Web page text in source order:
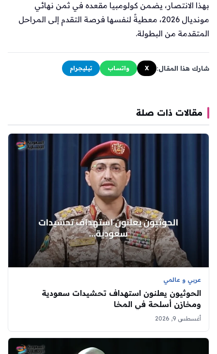
بهذا الانتصار، يضمن كولومبيا مقعده في ثمن نهائي
مونديال 2026، معطيةً لنفسها فرصة التقدم إلى المراحل
المتقدمة من البطولة.
شارك هذا المقال: X واتساب تيليجرام
مقالات ذات صلة
عربي و عالمي
الحوثيون يعلنون استهداف تحشيدات سعودية
ومخازن أسلحة في المخا
أغسطس 9, 2026